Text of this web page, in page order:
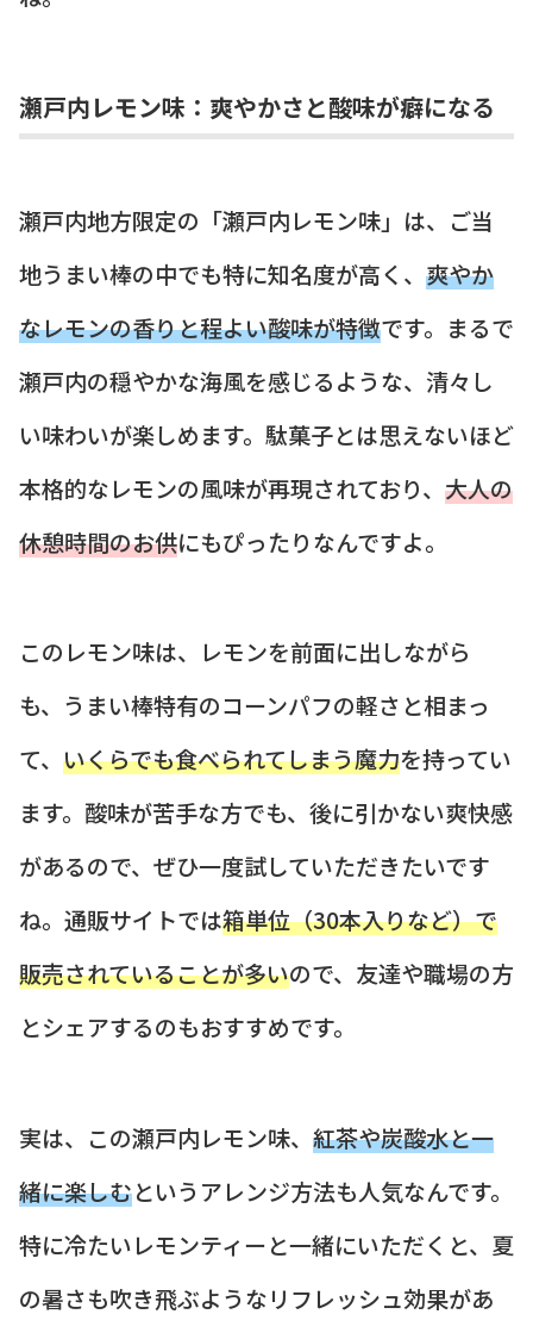
瀬戸内レモン味：爽やかさと酸味が癖になる
瀬戸内地方限定の「瀬戸内レモン味」は、ご当
地うまい棒の中でも特に知名度が高く、 爽やか
なレモンの香りと程よい酸味が特徴です。まるで
瀬戸内の穏やかな海風を感じるような、清々し
い味わいが楽しめます。駄菓子とは思えないほど
本格的なレモンの風味が再現されており、 大人の
休憩時間のお供にもぴったりなんですよ。
このレモン味は、レモンを前面に出しながら
も、うまい棒特有のコーンパフの軽さと相まっ
て、 いくらでも食べられてしまう魔力を持ってい
ます。酸味が苦手な方でも、後に引かない爽快感
があるので、ぜひ一度試していただきたいです
ね。通販サイトでは箱単位（30本入りなど）で
販売されていることが多いので、友達や職場の方
とシェアするのもおすすめです。
実は、この瀬戸内レモン味、 紅茶や炭酸水と一
緒に楽しむというアレンジ方法も人気なんです。
特に冷たいレモンティーと一緒にいただくと、夏
の暑さも吹き飛ぶようなリフレッシュ効果があ